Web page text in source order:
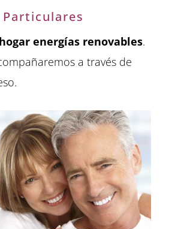
Particulares
energías renovables.
a través de